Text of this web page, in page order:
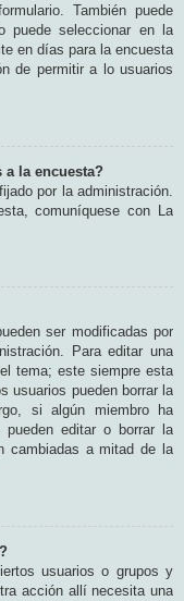
También puede
puede seleccionar en la
en días para la encuesta
de permitir a lo usuarios
la encuesta?
por la administración.
comuníquese con La
ser modificadas por
Para editar una
tema; este siempre esta
usuarios pueden borrar la
si algún miembro ha
pueden editar o borrar la
cambiadas a mitad de la
usuarios o grupos y
acción allí necesita una